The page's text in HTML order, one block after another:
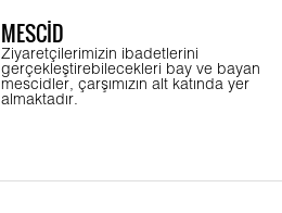
MESCİD
Ziyaretçilerimizin ibadetlerini
gerçekleştirebilecekleri bay ve bayan
mescidler, çarşımızın alt katında yer
almaktadır.